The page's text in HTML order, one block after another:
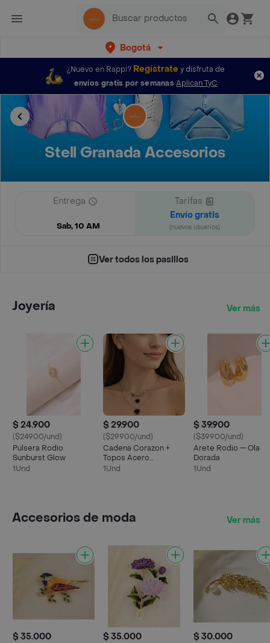
Bogotá
¿Nuevo en Rappi? Regístratey disfruta de
envíos gratis por semanas Aplican TyC
Stell Granada Accesorios
Entrega
Sab, 10 AM
Tarifas
Envío gratis
(nuevos usuarios)
Ver todos los pasillos
Joyería Ver más
$ 24.900
($24900/und)
Pulsera Rodio
Sunburst Glow
1Und
$ 29.900
($29900/und)
Cadena Corazon +
Topos Acero
Inoxidable
1Und
$ 39.900
($39900/und)
Arete Rodio — Ola
Dorada
1Und
Accesorios de moda Ver más
$ 35.000 $ 35.000 $ 30.000